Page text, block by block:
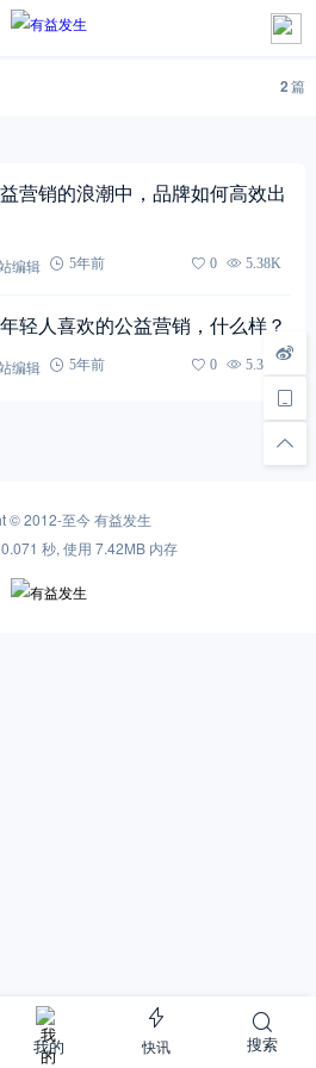
2篇
营销的浪潮中，品牌如何高效出
编辑 5年前 0 5.38K
轻人喜欢的公益营销，什么样？
编辑 5年前 0 5.32K
© 2012-至今有益发生
秒, 使用 7.42MB 内存
我的 快讯 搜索